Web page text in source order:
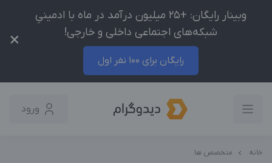
وبینار رایگان: +25 میلیون درآمد در ماه با ادمینیِ
شبکه‌های اجتماعی داخلی و خارجی!
رایگان برای 100 نفر اول
×
ورود
خانه متخصص ها